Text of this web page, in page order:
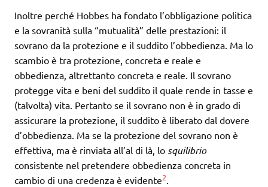
Inoltre perché Hobbes ha fondato l’obbligazione politica
e la sovranità sulla “mutualità” delle prestazioni: il
sovrano da la protezione e il suddito l’obbedienza. Ma lo
scambio è tra protezione, concreta e reale e
obbedienza, altrettanto concreta e reale. Il sovrano
protegge vita e beni del suddito il quale rende in tasse e
(talvolta) vita. Pertanto se il sovrano non è in grado di
assicurare la protezione, il suddito è liberato dal dovere
d’obbedienza. Ma se la protezione del sovrano non è
effettiva, ma è rinviata all’al di là, lo squilibrio
consistente nel pretendere obbedienza concreta in
cambio di una credenza è evidente2.